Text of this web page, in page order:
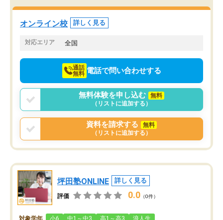
オンライン校 詳しく見る
対応エリア 全国
通話
無料 電話で問い合わせする
無料体験を申し込む
無料
（リストに追加する）
資料を請求する
無料
（リストに追加する）
坪田塾ONLINE 詳しく見る
評価 0.0 （0件）
対象学年 小6 中1～中3 高1～高3 浪人生